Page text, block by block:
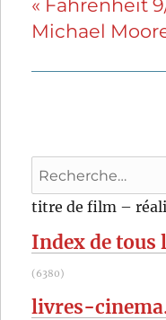
Publication
suivante :
« Fahrenheit
Michael
Recherche
pour
:
titre de film –
Index de tous
(6380)
livres-